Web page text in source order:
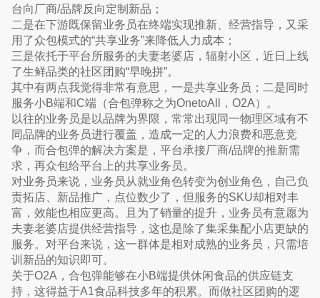
台向厂商/品牌反向定制新品；
二是在下游既保留业务员在终端实现推新、经营指导，又采
用了众包模式的“共享业务”来降低人力成本；
三是依托于平台所服务的夫妻老婆店，辐射小区，近日上线
了生鲜品类的社区团购“早晚拼”。
其中有两点我觉得非常有意思，一是共享业务员；二是同时
服务小B端和C端（合包弹称之为OnetoAll，O2A）。
以往的业务员是以品牌为界限，常常出现同一物理区域有不
同品牌的业务员进行覆盖，造成一定的人力浪费和恶意竞
争，而合包弹的解决方案是，平台承接厂商/品牌的推新需
求，再众包给平台上的共享业务员。
对业务员来说，业务员从就业角色转变为创业角色，自己负
责拓店、新品推广，点位数少了，但服务的SKU却相对丰
富，效能也相应更高。且为了销量的提升，业务员有意愿为
夫妻老婆店提供经营指导，这也是除了集采集配小店更缺的
服务。对平台来说，这一群体是相对成熟的业务员，只需培
训新品的知识即可。
关于O2A，合包弹能够在小B端提供休闲食品的供应链支
持，这得益于A1食品科技多年的积累。而做社区团购的逻